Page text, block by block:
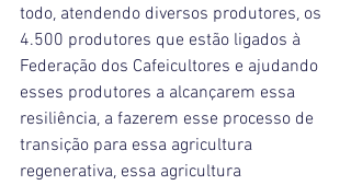
todo, atendendo diversos produtores, os
4.500 produtores que estão ligados à
Federação dos Cafeicultores e ajudando
esses produtores a alcançarem essa
resiliência, a fazerem esse processo de
transição para essa agricultura
regenerativa, essa agricultura